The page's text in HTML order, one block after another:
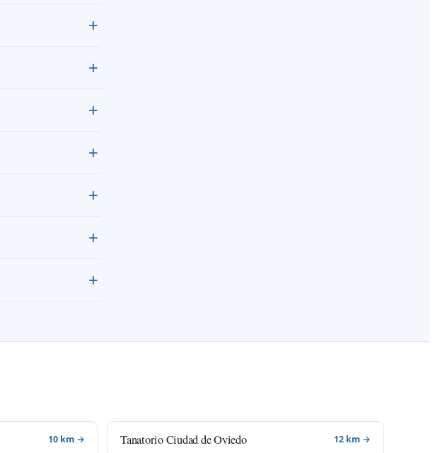
10 km → Tanatorio Ciudad de Oviedo 12 km →